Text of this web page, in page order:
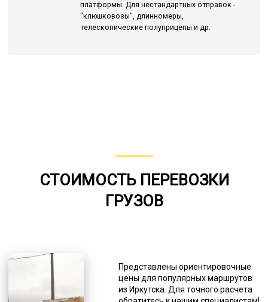
платформы. Для нестандартных отправок -
"клюшковозы", длинномеры,
телескопические полуприцепы и др.
СТОИМОСТЬ ПЕРЕВОЗКИ
ГРУЗОВ
Представлены ориентировочные
цены для популярных маршрутов
из Иркутска. Для точного расчета